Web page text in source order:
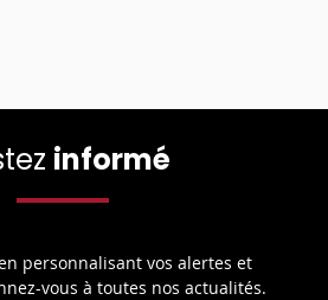
informé
personnalisant vos alertes et
vous à toutes nos actualités.